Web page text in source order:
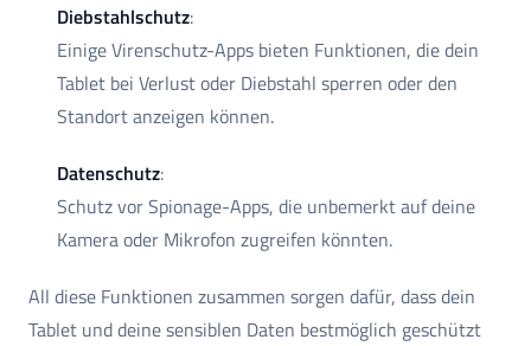
Diebstahlschutz:
Einige Virenschutz-Apps bieten Funktionen, die dein
Tablet bei Verlust oder Diebstahl sperren oder den
Standort anzeigen können.
Datenschutz:
Schutz vor Spionage-Apps, die unbemerkt auf deine
Kamera oder Mikrofon zugreifen könnten.
All diese Funktionen zusammen sorgen dafür, dass dein
Tablet und deine sensiblen Daten bestmöglich geschützt